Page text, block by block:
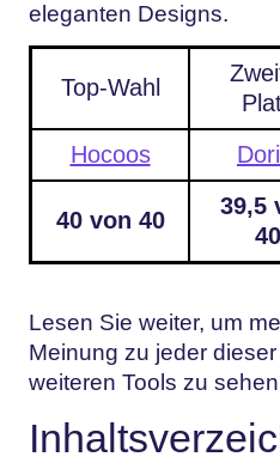
eleganten Designs.
Top-Wahl
Hocoos
40 von 40
39,5
40
Lesen Sie weiter, um
Meinung zu jeder
weiteren Tools zu